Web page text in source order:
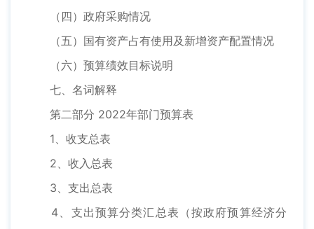
（四）政府采购情况
（五）国有资产占有使用及新增资产配置情况
（六）预算绩效目标说明
七、名词解释
第二部分 2022年部门预算表
1、收支总表
2、收入总表
3、支出总表
4、支出预算分类汇总表（按政府预算经济分